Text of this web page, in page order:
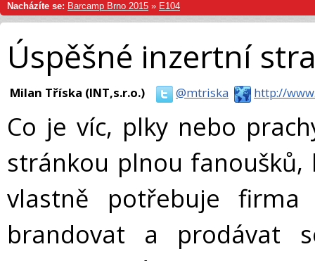
Nacházíte se: Barcamp Brno 2015 » E104
Úspěšné inzertní
Milan Tříska (INT,s.r.o.) @mtriska http://
Co je víc, plky nebo
stránkou plnou
vlastně potřebuje
brandovat a prodávat